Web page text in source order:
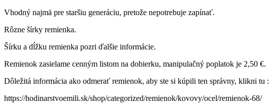
Vhodný najmä pre staršiu generáciu, pretože nepotrebuje zapínať.
Rôzne šírky remienka.
Šírku a dĺžku remienka pozri ďalšie informácie.
Remienok zasielame cenným listom na dobierku, manipulačný poplatok je 2,50 €.
Dôležitá informácia ako odmerať remienok, aby ste si kúpili ten správny, klikni tu :
https://hodinarstvoemili.sk/shop/categorized/remienok/kovovy/ocel/remienok-68/